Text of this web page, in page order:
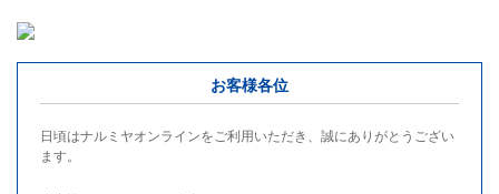
お客様各位
日頃はナルミヤオンラインをご利用いただき、誠にありがとうござい
ます。